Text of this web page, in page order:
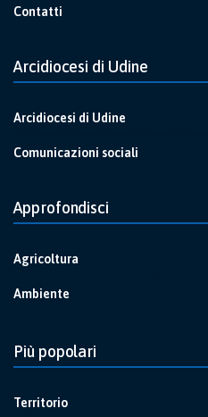
Contatti
Arcidiocesi di Udine
Arcidiocesi di Udine
Comunicazioni sociali
Approfondisci
Agricoltura
Ambiente
Più popolari
Territorio